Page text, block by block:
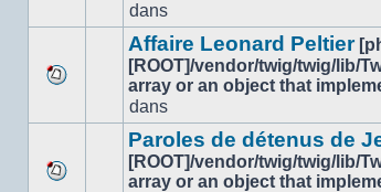
nouveau
message
dans
nouveau
message
Affaire Leonard Peltier
[ROOT]/vendor/twig/twig/lib/
array or an object that
dans
Paroles de détenus de
[ROOT]/vendor/twig/twig/lib/
array or an object that